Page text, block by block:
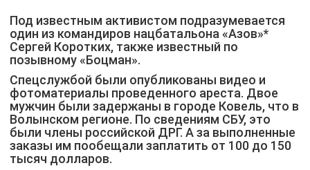
Под известным активистом подразумевается
один из командиров нацбатальона «Азов»*
Сергей Коротких, также известный по
позывному «Боцман».
Спецслужбой были опубликованы видео и
фотоматериалы проведенного ареста. Двое
мужчин были задержаны в городе Ковель, что в
Волынском регионе. По сведениям СБУ, это
были члены российской ДРГ. А за выполненные
заказы им пообещали заплатить от 100 до 150
тысяч долларов.